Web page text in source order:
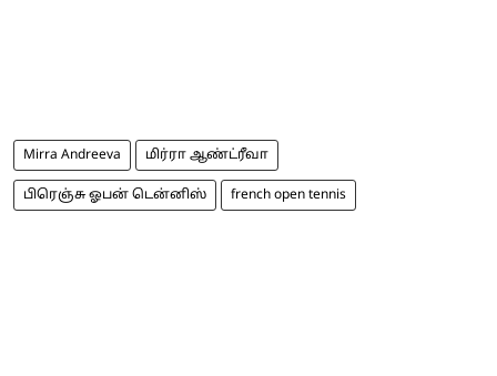
Mirra Andreeva மிர்ரா ஆண்ட்ரீவா
பிரெஞ்சு ஓபன் டென்னிஸ் french open tennis